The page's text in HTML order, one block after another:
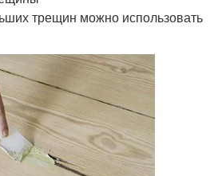
трещин можно использовать